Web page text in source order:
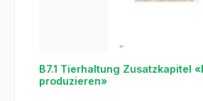
B7.1 Tierhaltung Zusatzkapitel
produzieren»